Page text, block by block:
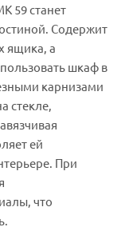
59 станет
Содержит
ящика, а
шкаф в
карнизами
стекле,
ей
При
что